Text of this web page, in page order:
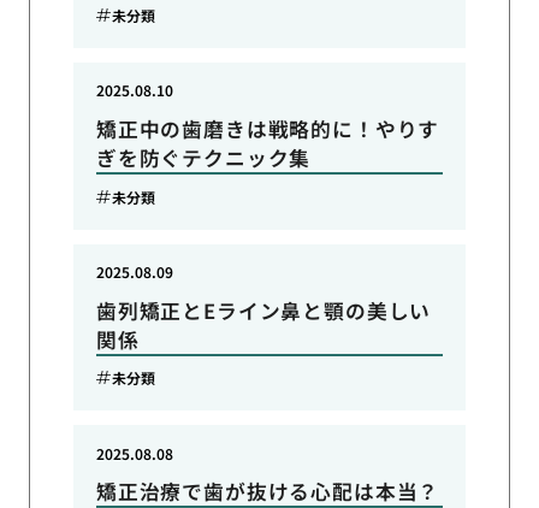
未分類
矯正中の歯磨きは戦略的に！やりす
ぎを防ぐテクニック集
2025.08.10
未分類
歯列矯正とEライン鼻と顎の美しい
関係
2025.08.09
未分類
矯正治療で歯が抜ける心配は本当？
2025.08.08